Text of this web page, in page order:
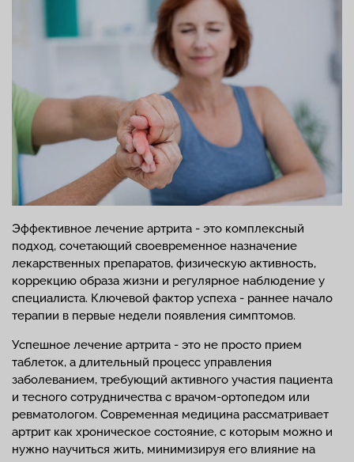
Эффективное лечение артрита - это комплексный
подход, сочетающий своевременное назначение
лекарственных препаратов, физическую активность,
коррекцию образа жизни и регулярное наблюдение у
специалиста. Ключевой фактор успеха - раннее начало
терапии в первые недели появления симптомов.
Успешное лечение артрита - это не просто прием
таблеток, а длительный процесс управления
заболеванием, требующий активного участия пациента
и тесного сотрудничества с врачом-ортопедом или
ревматологом. Современная медицина рассматривает
артрит как хроническое состояние, с которым можно и
нужно научиться жить, минимизируя его влияние на